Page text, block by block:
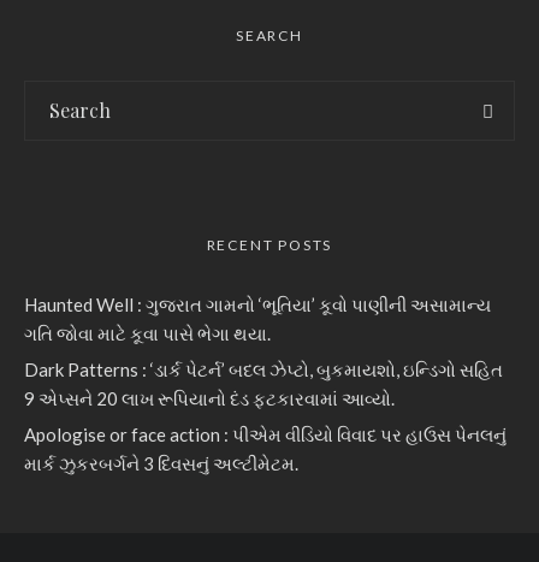
SEARCH
RECENT POSTS
Haunted Well : ગુજરાત ગામનો ‘ભૂતિયા’ કૂવો પાણીની અસામાન્ય
ગતિ જોવા માટે કૂવા પાસે ભેગા થયા.
Dark Patterns : ‘ડાર્ક પેટર્ન’ બદલ ઝેપ્ટો, બુકમાયશો, ઇન્ડિગો સહિત
9 એપ્સને 20 લાખ રૂપિયાનો દંડ ફટકારવામાં આવ્યો.
Apologise or face action : પીએમ વીડિયો વિવાદ પર હાઉસ પેનલનું
માર્ક ઝુકરબર્ગને 3 દિવસનું અલ્ટીમેટમ.